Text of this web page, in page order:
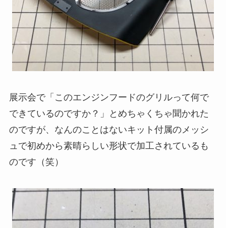
展示会で「このエンジンフードのグリルって何で
できているのですか？」とめちゃくちゃ聞かれた
のですが、なんのことはないキット付属のメッシ
ュで初めから素晴らしい形状で加工されているも
のです（笑）